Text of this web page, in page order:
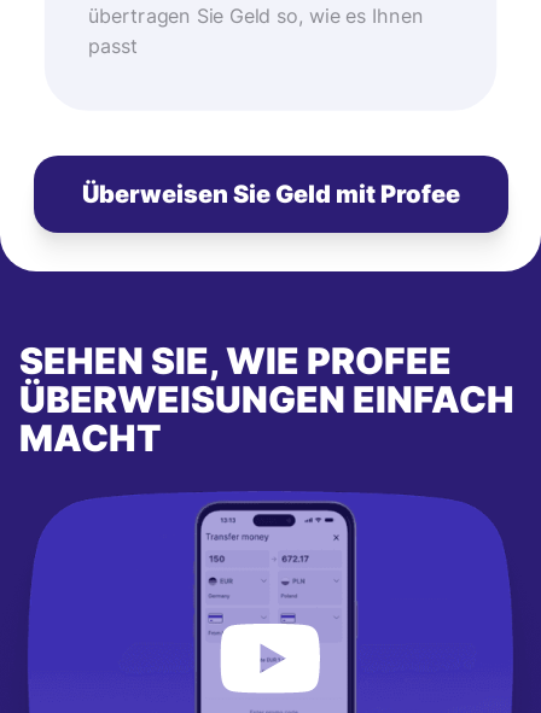
übertragen Sie Geld so, wie es Ihnen
passt
Überweisen Sie Geld mit Profee
SEHEN SIE, WIE PROFEE
ÜBERWEISUNGEN EINFACH
MACHT